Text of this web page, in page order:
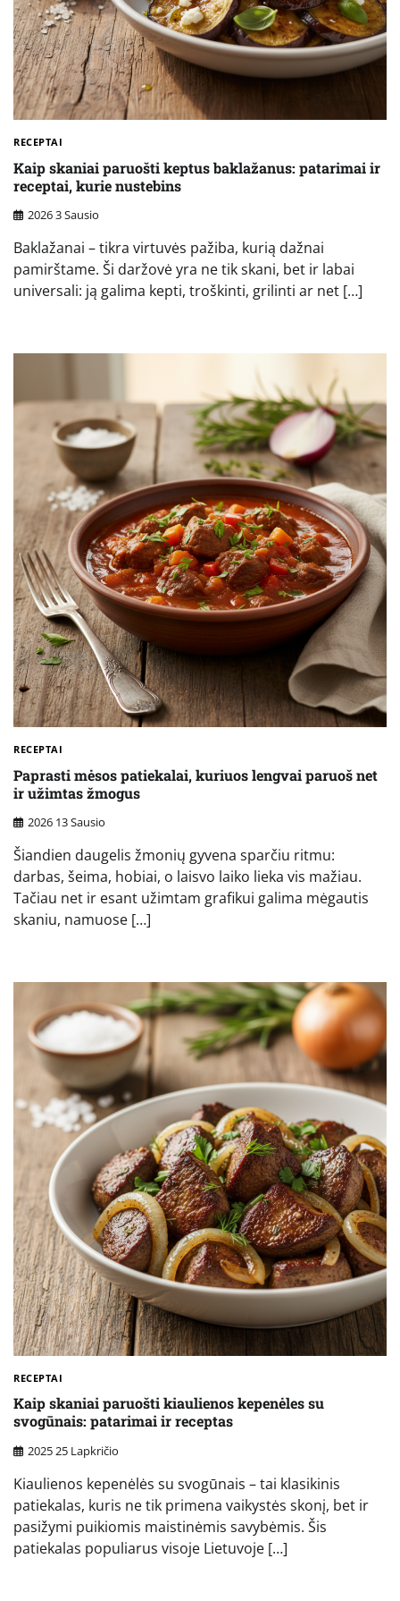
RECEPTAI
Kaip skaniai paruošti keptus baklažanus: patarimai ir
receptai, kurie nustebins
2026 3 Sausio
Baklažanai – tikra virtuvės pažiba, kurią dažnai
pamirštame. Ši daržovė yra ne tik skani, bet ir labai
universali: ją galima kepti, troškinti, grilinti ar net […]
RECEPTAI
Paprasti mėsos patiekalai, kuriuos lengvai paruoš net
ir užimtas žmogus
2026 13 Sausio
Šiandien daugelis žmonių gyvena sparčiu ritmu:
darbas, šeima, hobiai, o laisvo laiko lieka vis mažiau.
Tačiau net ir esant užimtam grafikui galima mėgautis
skaniu, namuose […]
RECEPTAI
Kaip skaniai paruošti kiaulienos kepenėles su
svogūnais: patarimai ir receptas
2025 25 Lapkričio
Kiaulienos kepenėlės su svogūnais – tai klasikinis
patiekalas, kuris ne tik primena vaikystės skonį, bet ir
pasižymi puikiomis maistinėmis savybėmis. Šis
patiekalas populiarus visoje Lietuvoje […]